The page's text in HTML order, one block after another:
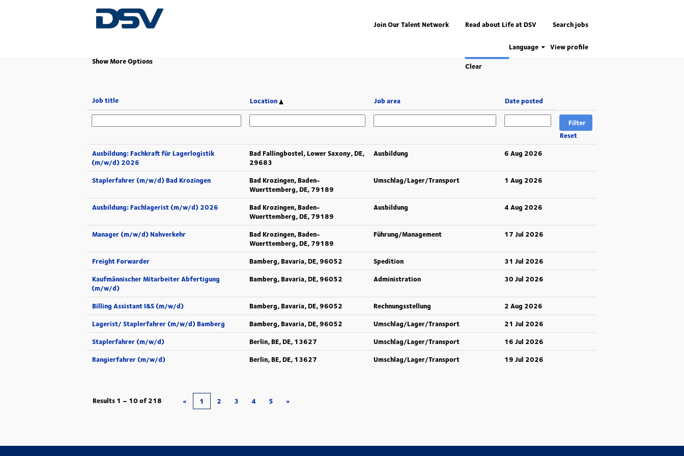
Join Our Talent Network Read about Life at DSV Search jobs
Language View profile
Home |at DSV(current
page)
Show More Options Clear
Job title Location Job area Date posted
Reset
Ausbildung: Fachkraft für Lagerlogistik
(m/w/d) 2026
Bad Fallingbostel, Lower Saxony, DE,
29683
Ausbildung 6 Aug 2026
Staplerfahrer (m/w/d) Bad Krozingen
Bad Krozingen, Baden-
Wuerttemberg, DE, 79189
Umschlag/Lager/Transport 1 Aug 2026
Ausbildung: Fachlagerist (m/w/d) 2026
Bad Krozingen, Baden-
Wuerttemberg, DE, 79189
Ausbildung 4 Aug 2026
Manager (m/w/d) Nahverkehr
Bad Krozingen, Baden-
Wuerttemberg, DE, 79189
Führung/Management 17 Jul 2026
Freight Forwarder Bamberg, Bavaria, DE, 96052 Spedition
31 Jul 2026
Kaufmännischer Mitarbeiter Abfertigung
(m/w/d)
Bamberg, Bavaria, DE, 96052 Administration 30 Jul 2026
Billing Assistant I&S (m/w/d) Bamberg, Bavaria, DE, 96052 Rechnungsstellung
2 Aug 2026
Lagerist/ Staplerfahrer (m/w/d) Bamberg
Bamberg, Bavaria, DE, 96052 Umschlag/Lager/Transport
21 Jul 2026
Staplerfahrer (m/w/d)
Berlin, BE, DE, 13627 Umschlag/Lager/Transport
16 Jul 2026
Rangierfahrer (m/w/d)
Berlin, BE, DE, 13627 Umschlag/Lager/Transport 19 Jul 2026
Results 1 – 10 of218 « 1 2 3 4 5 »